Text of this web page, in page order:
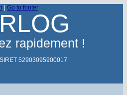
Go to footer
rapidement !
52903095900017